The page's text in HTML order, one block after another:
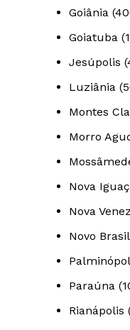
Goiânia
Goiatuba
Jesúpolis
Luziânia
Montes
Morro
Nova
Nova
Novo
Paraúna
Rianápolis